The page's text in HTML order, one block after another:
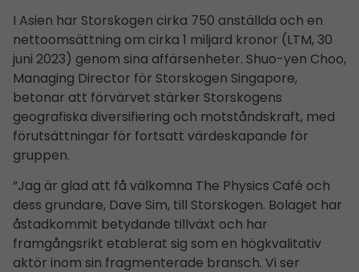
I Asien har Storskogen cirka 750 anställda och en
nettoomsättning om cirka 1 miljard kronor (LTM, 30
juni 2023) genom sina affärsenheter. Shuo-yen Choo,
Managing Director för Storskogen Singapore,
betonar att förvärvet stärker Storskogens
geografiska diversifiering och motståndskraft, med
förutsättningar för fortsatt värdeskapande för
gruppen.
”Jag är glad att få välkomna The Physics Café och
dess grundare, Dave Sim, till Storskogen. Bolaget har
åstadkommit betydande tillväxt och har
framgångsrikt etablerat sig som en högkvalitativ
aktör inom sin fragmenterade bransch. Vi ser